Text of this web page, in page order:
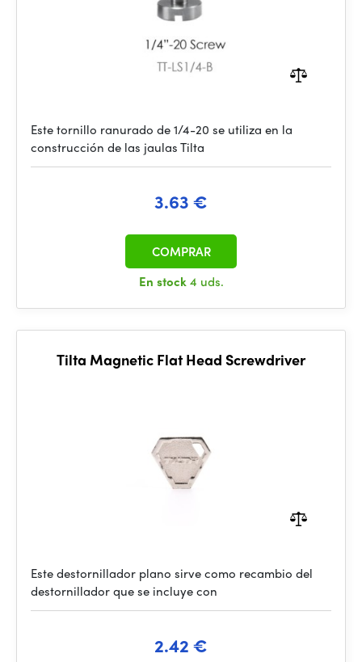
Este tornillo ranurado de 1/4-20 se utiliza en la
construcción de las jaulas Tilta
3.63 €
En stock4 uds.
COMPRAR
Tilta Magnetic Flat Head Screwdriver
Este destornillador plano sirve como recambio del
destornillador que se incluye con
2.42 €